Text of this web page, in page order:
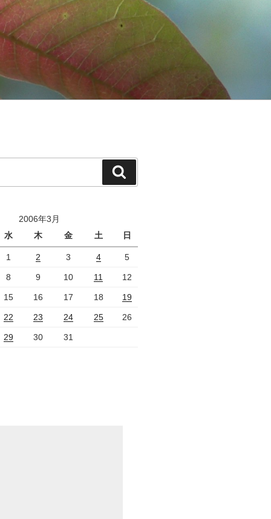
索
2006年3月
水
木 金 土 日
1 2 3 4 5
8 9 10 11 12
15 16 17 18 19
22 23 24 25 26
29 30 31